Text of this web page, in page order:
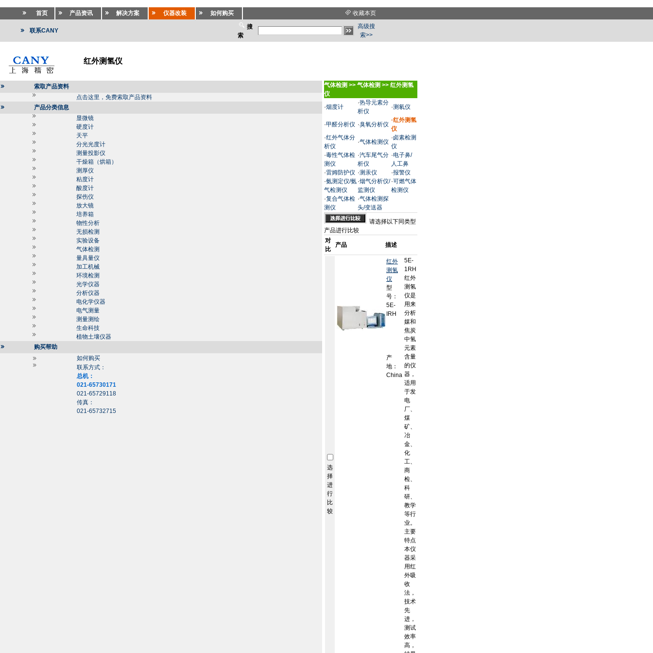
首页 产品资讯 解决方案 仪器改装 如何购买 收藏本页
联系CANY
搜
索
高级搜
索>>
红外测氢仪
索取产品资料
点击这里，免费索取产品资料
产品分类信息
显微镜
硬度计
天平
分光光度计
测量投影仪
干燥箱（烘箱）
测厚仪
粘度计
酸度计
探伤仪
放大镜
培养箱
物性分析
无损检测
实验设备
气体检测
量具量仪
加工机械
环境检测
光学仪器
分析仪器
电化学仪器
电气测量
测量测绘
生命科技
植物土壤仪器
购买帮助
如何购买
联系方式：
总机：
021-65730171
021-65729118
传真：
021-65732715
气体检测 >> 气体检测 >> 红外测氢
仪
·烟度计
·热导元素分
析仪
·测氡仪
·甲醛分析仪 ·臭氧分析仪
·红外测氢
仪
·红外气体分
析仪
·气体检测仪
·卤素检测
仪
·毒性气体检
测仪
·汽车尾气分
析仪
·电子鼻/
人工鼻
·雷姆防护仪 ·测汞仪 ·报警仪
·氨测定仪/氨
气检测仪
·烟气分析仪/
监测仪
·可燃气体
检测仪
·复合气体检
测仪
·气体检测探
头/变送器
请选择以下同类型
产品进行比较
对
比
产品 描述
选
择
进
行
比
较
红外
测氢
仪
型
号：
5E-
IRH
产
地：
China
5E-
1RH
红外
测氢
仪是
用来
分析
媒和
焦炭
中氢
元素
含量
的仪
器，
适用
于发
电
厂、
煤
矿、
冶
金、
化
工、
商
检、
科
研、
教学
等行
业。
主要
特点
本仪
器采
用红
外吸
收
法，
技术
先
进，
测试
效率
高，